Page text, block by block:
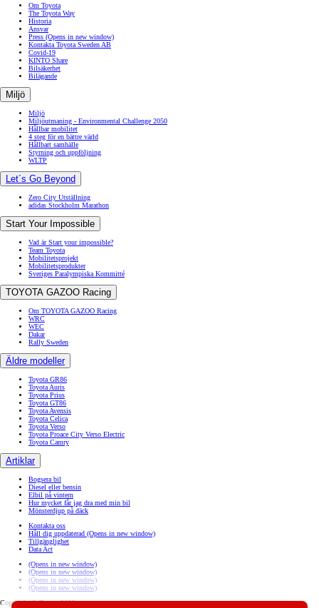
Om Toyota
The Toyota Way
Historia
Ansvar
Press (Opens in new window)
Kontakta Toyota Sweden AB
Covid-19
KINTO Share
Bilsäkerhet
Bilägande
Miljö
Miljö
Miljöutmaning - Environmental Challenge 2050
Hållbar mobilitet
4 steg för en bättre värld
Hållbart samhälle
Styrning och uppföljning
WLTP
Let´s Go Beyond
Zero City Utställning
adidas Stockholm Marathon
Start Your Impossible
Vad är Start your impossible?
Team Toyota
Mobilitetsprojekt
Mobilitetsprodukter
Sveriges Paralympiska Kommitté
TOYOTA GAZOO Racing
Om TOYOTA GAZOO Racing
WRC
WEC
Dakar
Rally Sweden
Äldre modeller
Toyota GR86
Toyota Auris
Toyota Prius
Toyota GT86
Toyota Avensis
Toyota Celica
Toyota Verso
Toyota Proace City Verso Electric
Toyota Camry
Artiklar
Bogsera bil
Diesel eller bensin
Elbil på vintern
Hur mycket får jag dra med min bil
Mönsterdjup på däck
Kontakta oss
Håll dig uppdaterad (Opens in new window)
Tillgänglighet
Data Act
(Opens in new window)
(Opens in new window)
(Opens in new window)
(Opens in new window)
Copyright © Toyota 2026